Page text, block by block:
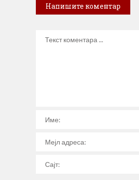
Напишите коментар